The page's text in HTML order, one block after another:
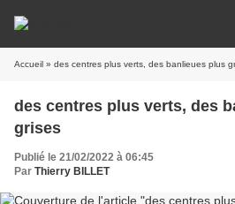
Accueil » des centres plus verts, des banlieues plus
des centres plus verts, des
grises
Publié le 21/02/2022 à 06:45
Par Thierry BILLET